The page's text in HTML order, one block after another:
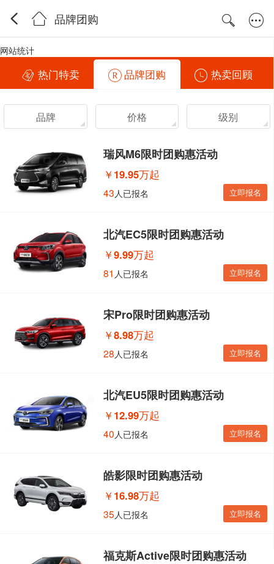
品牌团购
网站统计
热门特卖 品牌团购 热卖回顾
品牌 价格 级别
瑞风M6限时团购惠活动
￥ 19.95万起
43 人已报名 立即报名
北汽EC5限时团购惠活动
￥9.99万起
81 人已报名 立即报名
宋Pro限时团购惠活动
￥8.98万起
28 人已报名 立即报名
北汽EU5限时团购惠活动
￥ 12.99万起
40 人已报名 立即报名
皓影限时团购惠活动
￥ 16.98万起
35 人已报名 立即报名
福克斯Active限时团购惠活动